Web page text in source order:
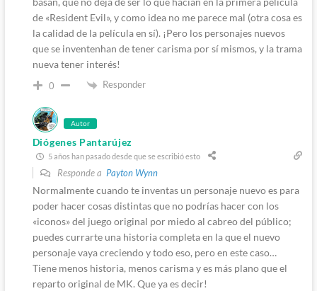
de «Resident Evil», y como idea no me parece mal (otra cosa es
la calidad de la película en sí). ¡Pero los personajes nuevos
que se inventenhan de tener carisma por sí mismos, y la trama
nueva tener interés!
0 Responder
Autor
Diógenes Pantarújez
5 años han pasado desde que se escribió esto
Responde a Payton Wynn
Normalmente cuando te inventas un personaje nuevo es para
poder hacer cosas distintas que no podrías hacer con los
«iconos» del juego original por miedo al cabreo del público;
puedes currarte una historia completa en la que el nuevo
personaje vaya creciendo y todo eso, pero en este caso…
Tiene menos historia, menos carisma y es más plano que el
reparto original de MK. Que ya es decir!